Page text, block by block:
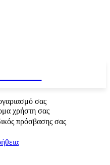
σας
χρήστη σας
πρόσβασης σας